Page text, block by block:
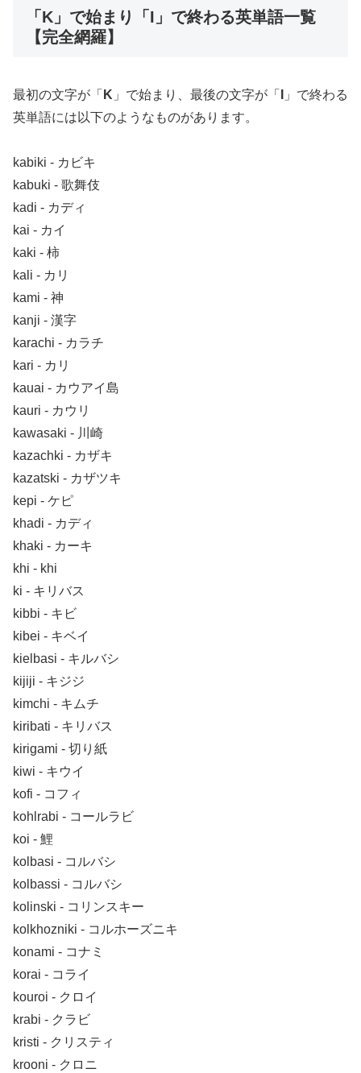
「K」で始まり「I」で終わる英単語一覧
【完全網羅】
最初の文字が「 K 」で始まり、最後の文字が「
」で終わる
英単語には以下のようなものがあります。
kabiki ‐ カビキ
kabuki ‐ 歌舞伎
kadi ‐ カディ
kai ‐ カイ
kaki ‐ 柿
kali ‐ カリ
kami ‐ 神
kanji ‐ 漢字
karachi ‐ カラチ
kari ‐ カリ
kauai ‐ カウアイ島
kauri ‐ カウリ
kawasaki ‐ 川崎
kazachki ‐ カザキ
kazatski ‐ カザツキ
kepi ‐ ケピ
khadi ‐ カディ
khaki ‐ カーキ
khi ‐ khi
ki ‐ キリバス
kibbi ‐ キビ
kibei ‐ キベイ
kielbasi ‐ キルバシ
kijiji ‐ キジジ
kimchi ‐ キムチ
kiribati ‐ キリバス
kirigami ‐ 切り紙
kiwi ‐ キウイ
kofi ‐ コフィ
kohlrabi ‐ コールラビ
koi ‐ 鯉
kolbasi ‐ コルバシ
kolbassi ‐ コルバシ
kolinski ‐ コリンスキー
kolkhozniki ‐ コルホーズニキ
konami ‐ コナミ
korai ‐ コライ
kouroi ‐ クロイ
krabi ‐ クラビ
kristi ‐ クリスティ
krooni ‐ クロニ